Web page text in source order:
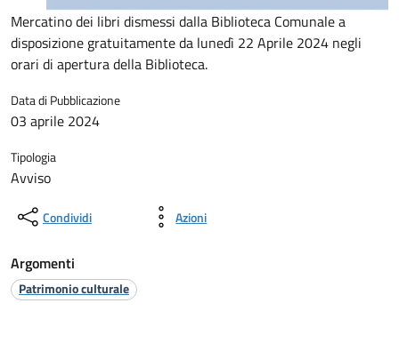
Mercatino dei libri dismessi dalla Biblioteca Comunale a
disposizione gratuitamente da lunedì 22 Aprile 2024 negli
orari di apertura della Biblioteca.
Data di Pubblicazione
03 aprile 2024
Tipologia
Avviso
Condividi Azioni
Argomenti
Patrimonio culturale